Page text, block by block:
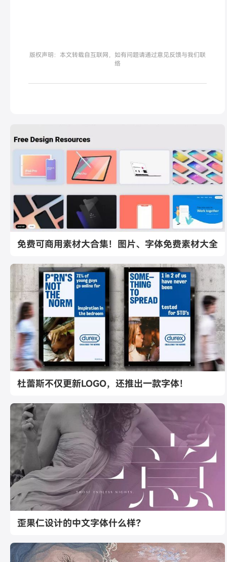
版权声明：本文转载自互联网，如有问题请通过意见反馈与我们联
络
免费可商用素材大合集！图片、字体免费素材大全
杜蕾斯不仅更新LOGO，还推出一款字体！
歪果仁设计的中文字体什么样？